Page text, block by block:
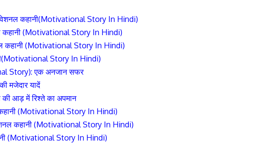
कहानी(Motivational Story In Hindi)
कहानी (Motivational Story In Hindi)
कहानी (Motivational Story In Hindi)
Story In Hindi)
Story): एक अनजान सफर
मजेदार यादें
की आड़ में रिश्ते का अपमान
(Motivational Story In Hindi)
कहानी (Motivational Story In Hindi)
(Motivational Story In Hindi)